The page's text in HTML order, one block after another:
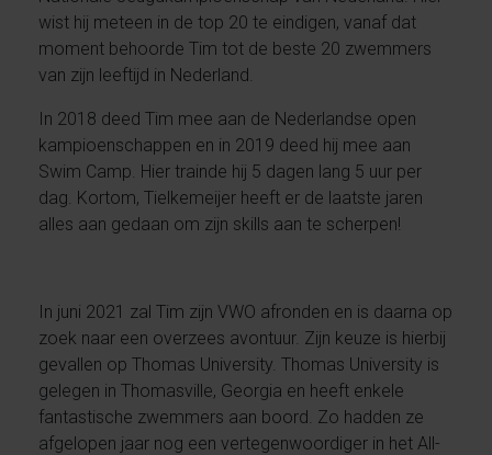
wist hij meteen in de top 20 te eindigen, vanaf dat
moment behoorde Tim tot de beste 20 zwemmers
van zijn leeftijd in Nederland.
In 2018 deed Tim mee aan de Nederlandse open
kampioenschappen en in 2019 deed hij mee aan
Swim Camp. Hier trainde hij 5 dagen lang 5 uur per
dag. Kortom, Tielkemeijer heeft er de laatste jaren
alles aan gedaan om zijn skills aan te scherpen!
In juni 2021 zal Tim zijn VWO afronden en is daarna op
zoek naar een overzees avontuur. Zijn keuze is hierbij
gevallen op Thomas University. Thomas University is
gelegen in Thomasville, Georgia en heeft enkele
fantastische zwemmers aan boord. Zo hadden ze
afgelopen jaar nog een vertegenwoordiger in het All-